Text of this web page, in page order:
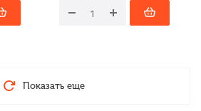
Показать еще